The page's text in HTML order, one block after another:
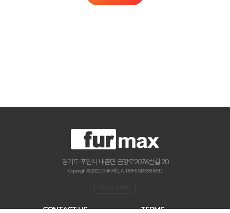
경기도 포천시 내촌면 금강로2076번길 20
Copyright © 2021 (주)퍼맥스., All RIGHTS RESERVED.
CONTACT US TERMS